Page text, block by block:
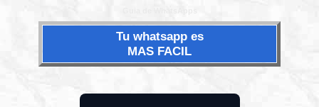
Tu whatsapp es
MAS FACIL